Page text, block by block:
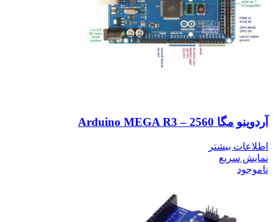
آردوینو مگا 2560 – Arduino MEGA R3
اطلاعات بیشتر
نمایش سریع
ناموجود